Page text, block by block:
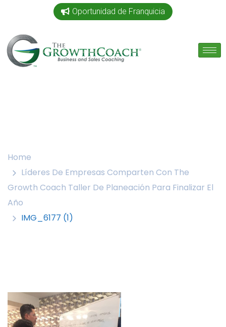
Oportunidad de Franquicia
Home
Líderes De Empresas Comparten Con The
Growth Coach Taller De Planeación Para Finalizar El
Año
IMG_6177 (1)